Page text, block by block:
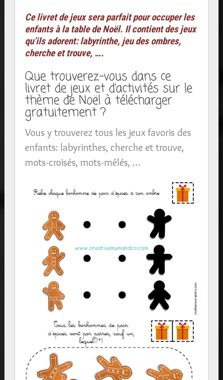
Ce livret de jeux sera parfait pour occuper les
enfants à la table de Noël. Il contient des jeux
qu’ils adorent: labyrinthe, jeu des ombres,
cherche et trouve, ….
Que trouverez-vous dans ce
livret de jeux et d’activités sur le
thème de Noël à télécharger
gratuitement ?
Vous y trouverez tous les jeux favoris des
enfants: labyrinthes, cherche et trouve,
mots-croisés, mots-mêlés, …